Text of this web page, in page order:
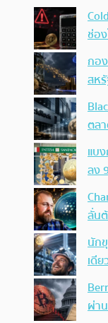
ช่อ
กอ
สห
ตล
แบ
ลง
ลั่น
นัก
เดี
ผ่า